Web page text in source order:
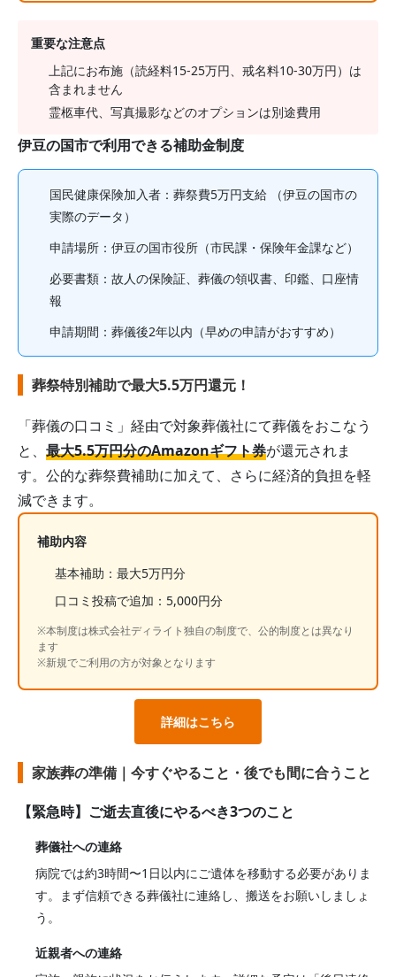
重要な注意点
上記にお布施（読経料15-25万円、戒名料10-30万円）は
含まれません
霊柩車代、写真撮影などのオプションは別途費用
伊豆の国市で利用できる補助金制度
国民健康保険加入者 ：葬祭費5万円支給 （伊豆の国市の
実際のデータ）
申請場所： 伊豆の国市役所（市民課・保険年金課など）
必要書類：故人の保険証、葬儀の領収書、印鑑、口座情
報
申請期間： 葬儀後2年以内 （早めの申請がおすすめ）
葬祭特別補助で最大5.5万円還元！
「葬儀の口コミ」経由で対象葬儀社にて葬儀をおこなう
と、 最大5.5万円分のAmazonギフト券が還元されま
す。公的な葬祭費補助に加えて、さらに経済的負担を軽
減できます。
補助内容
基本補助：最大5万円分
口コミ投稿で追加：5,000円分
※本制度は株式会社ディライト独自の制度で、公的制度とは異なり
ます
※新規でご利用の方が対象となります
詳細はこちら
家族葬の準備｜今すぐやること・後でも間に合うこと
【緊急時】ご逝去直後にやるべき3つのこと
葬儀社への連絡
病院では約3時間〜1日以内にご遺体を移動する必要がありま
す。まず信頼できる葬儀社に連絡し、搬送をお願いしましょ
う。
近親者への連絡